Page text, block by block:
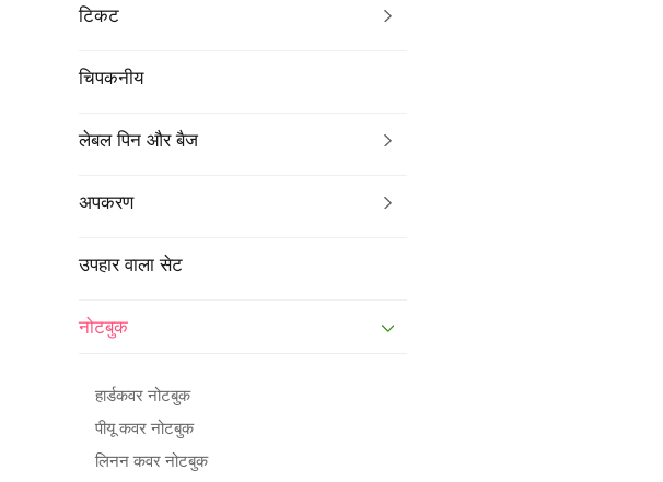
टिकट
चिपकनीय
लेबल पिन और बैज
अपकरण
उपहार वाला सेट
नोटबुक
हार्डकवर नोटबुक
पीयू कवर नोटबुक
लिनन कवर नोटबुक